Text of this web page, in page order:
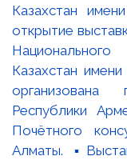
Казахстан
открытие
Казахстан
Республики
Почётного
Алматы.